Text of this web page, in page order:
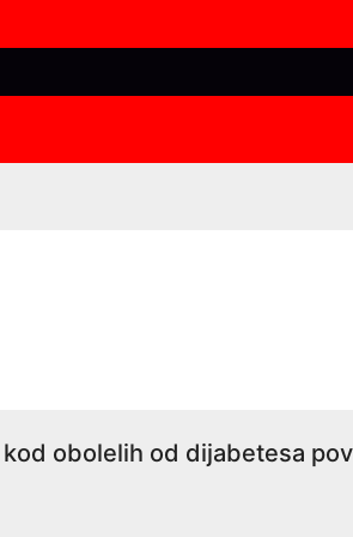
obolelih od dijabetesa